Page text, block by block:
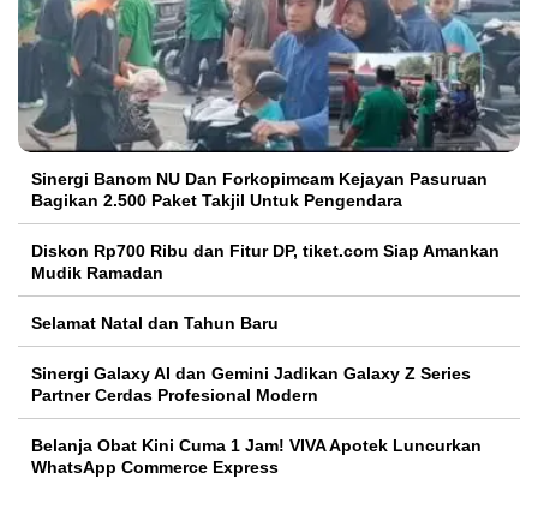
Sinergi Banom NU Dan Forkopimcam Kejayan Pasuruan
Bagikan 2.500 Paket Takjil Untuk Pengendara
Diskon Rp700 Ribu dan Fitur DP, tiket.com Siap Amankan
Mudik Ramadan
Selamat Natal dan Tahun Baru
Sinergi Galaxy AI dan Gemini Jadikan Galaxy Z Series
Partner Cerdas Profesional Modern
Belanja Obat Kini Cuma 1 Jam! VIVA Apotek Luncurkan
WhatsApp Commerce Express